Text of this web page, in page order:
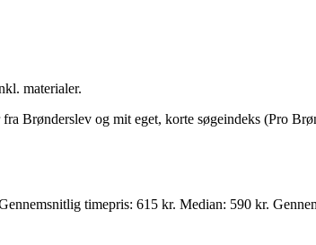
materialer.
Brønderslev og mit eget, korte søgeindeks (Pro
timepris: 615 kr. Median: 590 kr.